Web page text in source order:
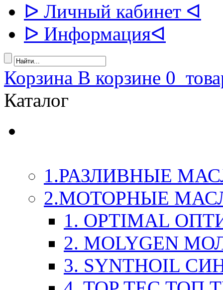
ᐅ Личный кабинет ᐊ
ᐅ Информацияᐊ
Корзина В корзине 0
Каталог
1.РАЗЛИВНЫЕ
2.МОТОРНЫЕ
1. OPTIMAL
2. MOLYGEN
3. SYNTHOIL